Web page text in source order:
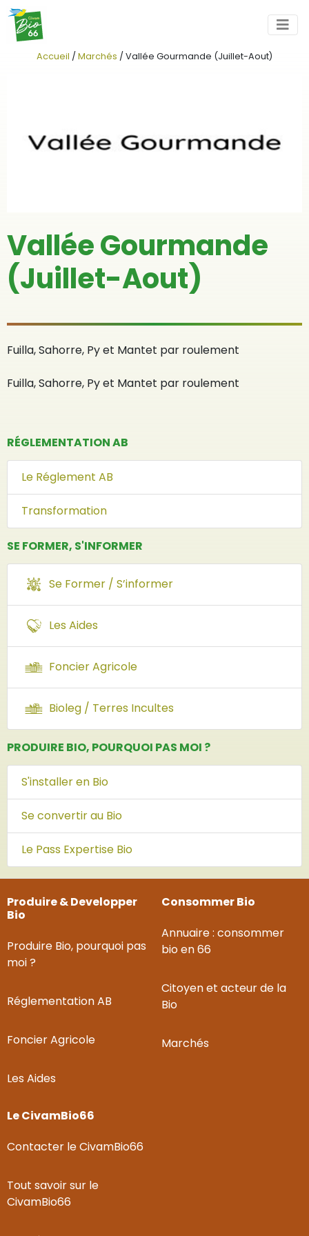
Accueil / Marchés / Vallée Gourmande (Juillet-Aout)
Vallée Gourmande
(Juillet-Aout)
Fuilla, Sahorre, Py et Mantet par roulement
Fuilla, Sahorre, Py et Mantet par roulement
RÉGLEMENTATION AB
Le Réglement AB
Transformation
SE FORMER, S'INFORMER
Se Former / S’informer
Les Aides
Foncier Agricole
Bioleg / Terres Incultes
PRODUIRE BIO, POURQUOI PAS MOI ?
S'installer en Bio
Se convertir au Bio
Le Pass Expertise Bio
Produire & Developper
Bio
Produire Bio, pourquoi pas
moi ?
Réglementation AB
Foncier Agricole
Les Aides
Consommer Bio
Annuaire : consommer
bio en 66
Citoyen et acteur de la
Bio
Marchés
Le CivamBio66
Contacter le CivamBio66
Tout savoir sur le
CivamBio66